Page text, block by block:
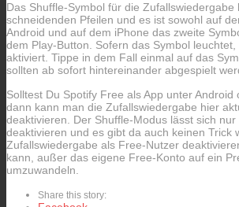
Das Shuffle-Symbol für die Zufallswiedergabe
schneidenden Pfeilen und es ist sowohl auf
Android und auf dem iPhone das zweite
dem Play-Button. Sofern das Symbol
aktiviert. Tippe in dem Fall einmal auf das
sollten ab sofort hintereinander abgespielt
Solltest Du Spotify Free als App unter Android
dann kann man die Zufallswiedergabe hier
deaktivieren. Der Shuffle-Modus lässt sich
deaktivieren und es gibt da auch keinen Trick
Zufallswiedergabe als Free-Nutzer
kann, außer das eigene Free-Konto auf ein
umzuwandeln.
Share this story: